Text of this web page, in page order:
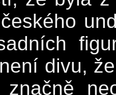
divu,